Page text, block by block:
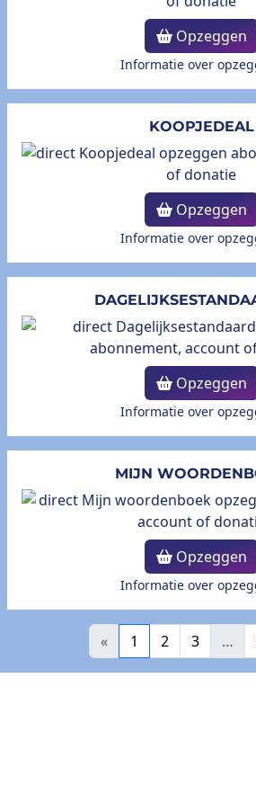
Opzeggen
Informatie over
KOOPJEDEAL
Opzeggen
Informatie over
Opzeggen
Informatie over
MIJN
Opzeggen
Informatie over
« 1 2 3 …